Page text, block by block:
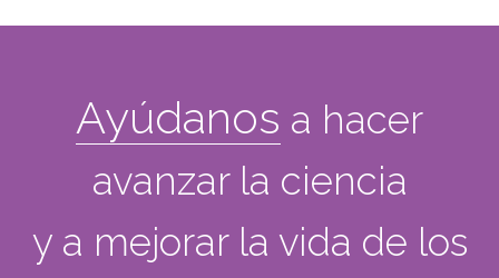
Ayúdanos a hacer
avanzar la ciencia
y a mejorar la vida de los